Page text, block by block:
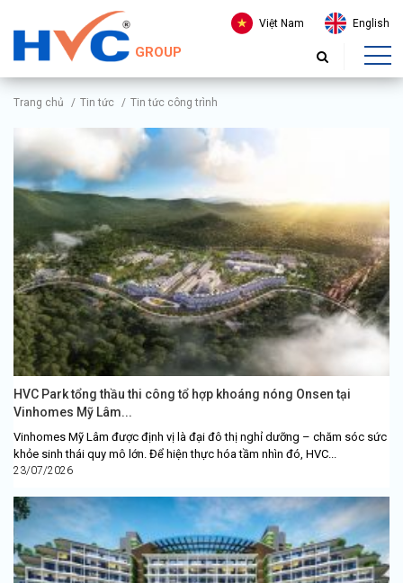
GROUP
Việt Nam English
Trang chủ / Tin tức / Tin tức công trình
HVC Park tổng thầu thi công tổ hợp khoáng nóng Onsen tại
Vinhomes Mỹ Lâm...
Vinhomes Mỹ Lâm được định vị là đại đô thị nghỉ dưỡng – chăm sóc sức
khỏe sinh thái quy mô lớn. Để hiện thực hóa tầm nhìn đó, HVC...
23/07/2026